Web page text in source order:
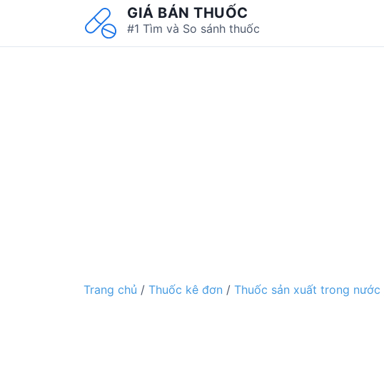
GIÁ BÁN THUỐC
#1 Tìm và So sánh thuốc
Trang chủ / Thuốc kê đơn / Thuốc sản xuất trong nước